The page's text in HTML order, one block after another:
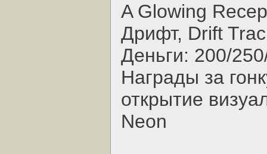
A Glowing
Дрифт, Drift
Деньги: 200/
Награды за
открытие
Neon